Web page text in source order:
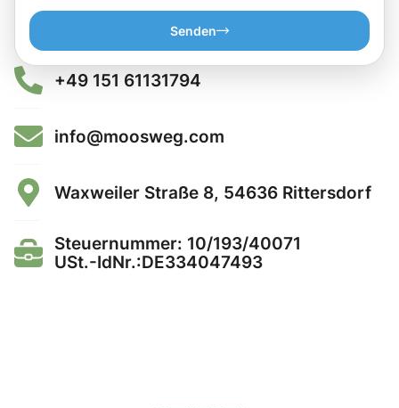
Senden
+49 151 61131794
info@moosweg.com
Waxweiler Straße 8, 54636 Rittersdorf
Steuernummer: 10/193/40071
USt.-IdNr.:DE334047493